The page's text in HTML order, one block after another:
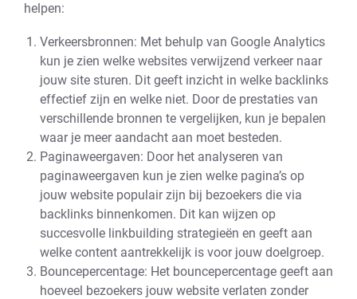
helpen:
Verkeersbronnen: Met behulp van Google Analytics
kun je zien welke websites verwijzend verkeer naar
jouw site sturen. Dit geeft inzicht in welke backlinks
effectief zijn en welke niet. Door de prestaties van
verschillende bronnen te vergelijken, kun je bepalen
waar je meer aandacht aan moet besteden.
Paginaweergaven: Door het analyseren van
paginaweergaven kun je zien welke pagina’s op
jouw website populair zijn bij bezoekers die via
backlinks binnenkomen. Dit kan wijzen op
succesvolle linkbuilding strategieën en geeft aan
welke content aantrekkelijk is voor jouw doelgroep.
Bouncepercentage: Het bouncepercentage geeft aan
hoeveel bezoekers jouw website verlaten zonder